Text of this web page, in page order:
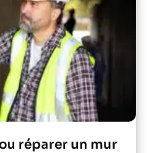
réparer un mur